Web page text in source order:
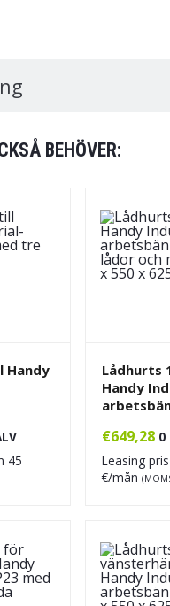
BEHÖVER:
Handy
45
Lådhurts
Handy
€649,28 0
Leasing
€/mån